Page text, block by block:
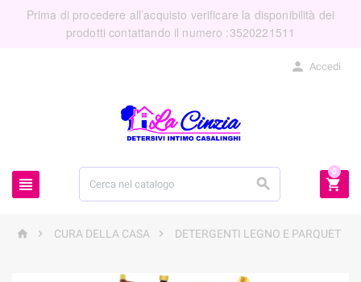
Prima di procedere all’acquisto verificare la disponibilità dei
prodotti contattando il numero :3520221511
 Accedi
  
0
  CURA DELLA CASA  DETERGENTI LEGNO E PARQUET